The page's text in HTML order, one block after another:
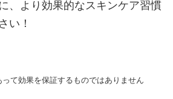
、より効果的なスキンケア習慣
い！
て効果を保証するものではありません